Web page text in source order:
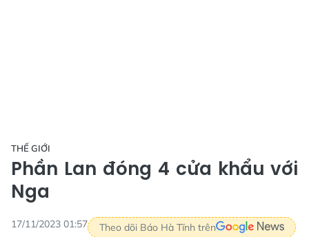
THẾ GIỚI
Phần Lan đóng 4 cửa khẩu với
Nga
17/11/2023 01:57 Theo dõi Báo Hà Tĩnh trên